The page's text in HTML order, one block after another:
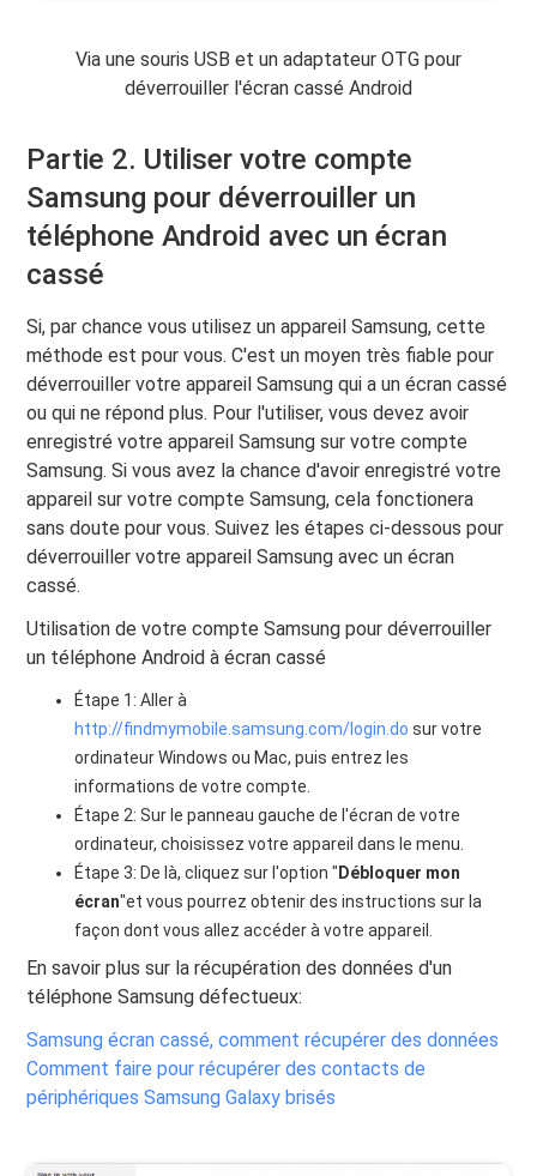
Via une souris USB et un adaptateur OTG pour
déverrouiller l'écran cassé Android
Partie 2. Utiliser votre compte
Samsung pour déverrouiller un
téléphone Android avec un écran
cassé
Si, par chance vous utilisez un appareil Samsung, cette
méthode est pour vous. C'est un moyen très fiable pour
déverrouiller votre appareil Samsung qui a un écran cassé
ou qui ne répond plus. Pour l'utiliser, vous devez avoir
enregistré votre appareil Samsung sur votre compte
Samsung. Si vous avez la chance d'avoir enregistré votre
appareil sur votre compte Samsung, cela fonctionera
sans doute pour vous. Suivez les étapes ci-dessous pour
déverrouiller votre appareil Samsung avec un écran
cassé.
Utilisation de votre compte Samsung pour déverrouiller
un téléphone Android à écran cassé
Étape 1: Aller à
http://findmymobile.samsung.com/login.do sur votre
ordinateur Windows ou Mac, puis entrez les
informations de votre compte.
Étape 2: Sur le panneau gauche de l'écran de votre
ordinateur, choisissez votre appareil dans le menu.
Étape 3: De là, cliquez sur l'option " Débloquer mon
écran"et vous pourrez obtenir des instructions sur la
façon dont vous allez accéder à votre appareil.
En savoir plus sur la récupération des données d'un
téléphone Samsung défectueux:
Samsung écran cassé, comment récupérer des données
Comment faire pour récupérer des contacts de
périphériques Samsung Galaxy brisés